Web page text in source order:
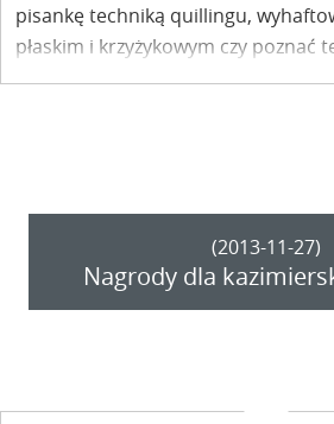
pisankę techniką quillingu,
płaskim i krzyżykowym czy poznać
warsztaty są dla Ciebie. Twórczynie
(2013-11-27)
Nagrody dla